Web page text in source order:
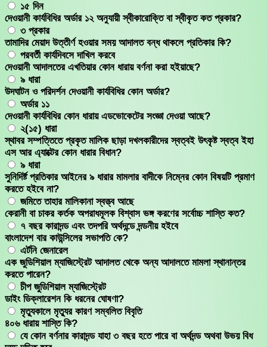
১৫ দিন
দেওয়ানী কার্যবিধির অর্ডার ১২ অনুযায়ী স্বীকারোক্তি বা স্বীকৃত কত প্রকার?
৩ প্রকার
তামাদির মেয়াদ উত্তীর্ণ হওয়ার সময় আদালত বন্ধ থাকলে প্রতিকার কি?
পরবর্তী কার্যদিবসে দাখিল করবে
দেওয়ানী আদালতের এখতিয়ার কোন ধারায় বর্ণনা করা হইয়াছে?
৯ ধারা
উদঘাটন ও পরিদর্শন দেওয়ানী কার্যবিধির কোন অর্ডার?
অর্ডার ১১
দেওয়ানী কার্যবিধির কোন ধারায় এডভোকেটের সংজ্ঞা দেওয়া আছে?
২(১৫) ধারা
স্থাবর সম্পত্তিতে প্রকৃত মালিক ছাড়া দখলকারীদের স্বত্বই উৎকৃষ্ট স্বত্ব ইহা
এস আর এ্যাক্টের কোন ধারার বিধান?
৯ ধারা
সুনিদির্ষ্ট প্রতিকার আইনের ৯ ধারার মামলার বাদীকে নিম্নের কোন বিষয়টি প্রমাণ
করতে হইবে না?
জমিতে তাহার মালিকানা স্বত্ত্ব আছে
কেরানী বা চাকর কর্তক অপরাধমূলক বিশ্বাস ভঙ্গ করণের সর্বোচ্চ শাস্তি কত?
৭ বছর কারাদন্ড এবং তদপরি অর্থদন্ডে দন্ডনীয় হইবে
বাংলাদেশ বার কাউন্সিলের সভাপতি কে?
এর্টনি জেনারেল
এক জুডিশিয়াল ম্যাজিস্ট্রেট আদালত থেকে অন্য আদালতে মামলা স্থানান্তর
করতে পারেন?
চীপ জুডিশিয়াল ম্যাজিস্ট্রেট
ডাইং ডিক্লারেশন কি ধরনের ঘোষণা?
মৃত্যুকালে মৃত্যুর কারণ সম্বলিত বিবৃতি
৪০৬ ধারায় শাস্তি কি?
যে কোন বর্ণনার কারাদন্ড যাহা ৩ বছর হতে পারে বা অর্থদন্ড অথবা উভয় বিধ